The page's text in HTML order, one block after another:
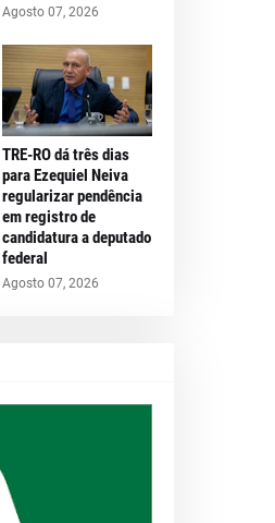
Agosto 07, 2026
TRE-RO dá três dias
para Ezequiel Neiva
regularizar pendência
em registro de
candidatura a deputado
federal
Agosto 07, 2026